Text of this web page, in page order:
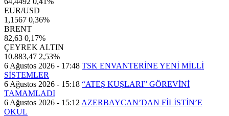
EUR/USD
1,1567 0,36%
BRENT
82,63 0,17%
ÇEYREK ALTIN
10.883,47 2,53%
6 Ağustos 2026 - 17:48 TSK ENVANTERİNE YENİ MİLLİ
SİSTEMLER
6 Ağustos 2026 - 15:18 “ATEŞ KUŞLARI” GÖREVİNİ
TAMAMLADI
6 Ağustos 2026 - 15:12 AZERBAYCAN’DAN FİLİSTİN’E
OKUL